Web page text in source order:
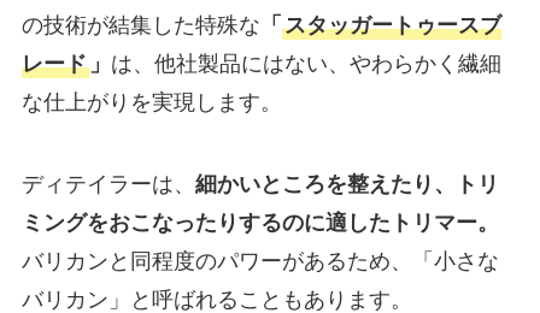
の技術が結集した特殊な 「 スタッガートゥースブ
レード」 は、他社製品にはない、やわらかく繊細
な仕上がりを実現します。
ディテイラーは、 細かいところを整えたり、トリ
ミングをおこなったりするのに適したトリマー。
バリカンと同程度のパワーがあるため、「小さな
バリカン」と呼ばれることもあります。